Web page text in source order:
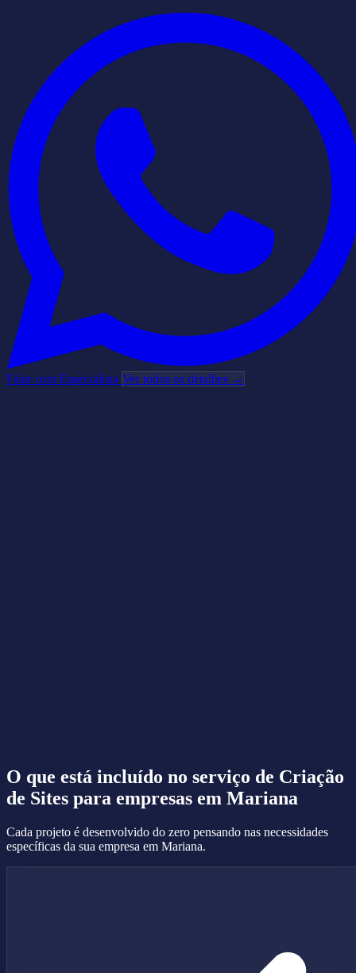
Falar com Especialista Ver todos os detalhes →
O que está incluído no serviço de Criação
de Sites para empresas em Mariana
Cada projeto é desenvolvido do zero pensando nas necessidades
específicas da sua empresa em Mariana.